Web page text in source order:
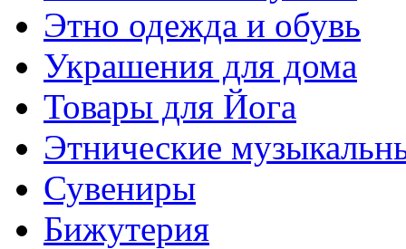
Этно одежда и обувь
Украшения для дома
Товары для Йога
Этнические
Сувениры
Бижутерия